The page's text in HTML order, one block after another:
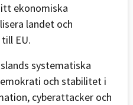
ekonomiska
landet och
EU.
systematiska
och stabilitet i
cyberattacker och